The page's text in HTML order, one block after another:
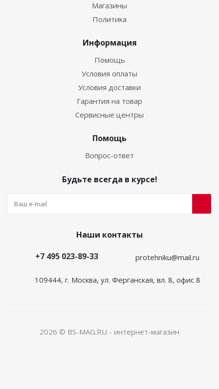
Магазины
Политика
Информация
Помощь
Условия оплаты
Условия доставки
Гарантия на товар
Сервисные центры
Помощь
Вопрос-ответ
Будьте всегда в курсе!
Наши контакты
+7 495 023-89-33
protehniku@mail.ru
109444, г. Москва, ул. Ферганская, вл. 8, офис 8
2026 © BS-MAG.RU - интернет-магазин